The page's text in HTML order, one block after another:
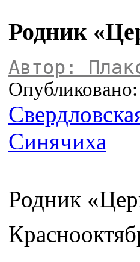
Родник
Автор:
Опубликовано:
Синячиха
Родник